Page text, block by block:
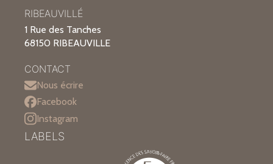
RIBEAUVILLÉ
1 Rue des Tanches
68150 RIBEAUVILLE
CONTACT
Nous écrire
Facebook
Instagram
LABELS